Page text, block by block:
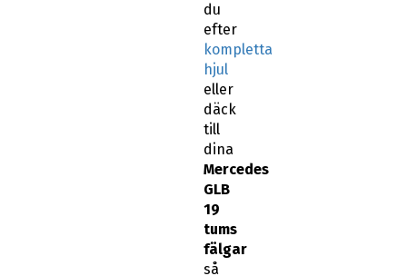
du
efter
kompletta
hjul
eller
däck
till
dina
Mercedes
GLB
19
tums
fälgar
så